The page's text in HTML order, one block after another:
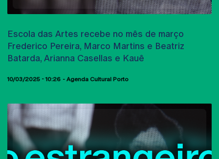
Escola das Artes recebe no mês de março
Frederico Pereira, Marco Martins e Beatriz
Batarda, Arianna Casellas e Kauê
10/03/2025 - 10:26 Agenda Cultural Porto